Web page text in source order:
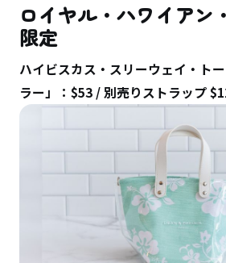
ロイヤル・ハワイアン
限定
ハイビスカス・スリーウェイ・ト
ラー」：$53 / 別売りストラップ